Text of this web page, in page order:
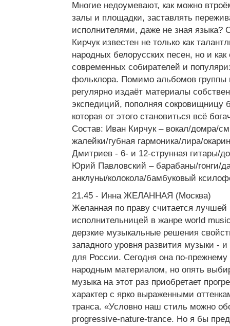
Многие недоумевают, как можно
залы и площадки, заставлять
исполнителями, даже не зная языка?
Кирчук известен не только как
народных белорусских песен, но и
современных собирателей и
фольклора. Помимо альбомов группы
регулярно издаёт материалы
экспедиций, пополняя сокровищницу
которая от этого становиться всё
Состав: Иван Кирчук – вокал/домра/
жалейки/губная гармоника/лира/
Дмитриев - 6- и 12-струнная гитары/
Юрий Павловский – барабаны/гонги/
анклуны/колокола/бамбуковый
21.45 - Инна ЖЕЛАННАЯ (Москва)
Желанная по праву считается лучшей
исполнительницей в жанре world
дерзкие музыкальные решения
западного уровня развития музыки -
для России. Сегодня она по-прежнему
народным материалом, но опять
музыка на этот раз приобретает
характер с ярко выраженными
транса. «Условно наш стиль можно
progressive-nature-trance. Но я бы